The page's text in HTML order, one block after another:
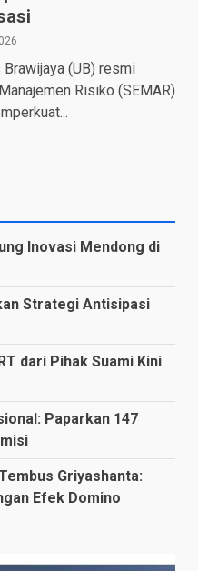
(UB) resmi
Risiko (SEMAR)
Inovasi Mendong di
Strategi Antisipasi
dari Pihak Suami Kini
Paparkan 147
Griyashanta:
Efek Domino